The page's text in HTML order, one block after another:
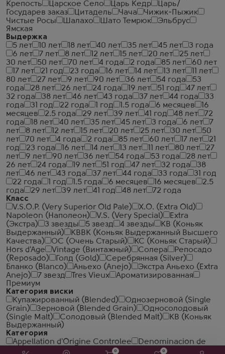
0 0
Крепость
Царское Село Царь Кедр
Царь/
Государев заказ
Цитадель Чача
Чижик-Пыжик
Чистые Росы
Шалахо Шато Темрюк
Эльбрус
Ямская
Выдержка
5 лет
10 лет 18 лет 40 лет 35 лет 45 лет
3 года
6 лет
7 лет 8 лет 12 лет 15 лет 20 лет
25 лет
30 лет
50 лет 70 лет 4 года 2 года 85 лет
60 лет
17 лет
21 год 23 года 16 лет 14 лет 13 лет
11 лет
80 лет
27 лет 9 лет 90 лет 36 лет 54 года
53
года
28 лет 26 лет 24 года 19 лет 51 год
47 лет
32 года
38 лет 46 лет 43 года 37 лет 44 года
33
года
31 год 22 года 1 год 1.5 года 6 месяцев
16
месяцев
2.5 года 29 лет 39 лет 41 год 48 лет
72
года
18 лет 40 лет 35 лет 45 лет 3 года 6 лет
7
лет
8 лет 12 лет 15 лет 20 лет 25 лет 30 лет
50
лет
70 лет 4 года 2 года 85 лет 60 лет 17 лет
21
год
23 года 16 лет 14 лет 13 лет 11 лет 80 лет
27
лет
9 лет 90 лет 36 лет 54 года 53 года
28 лет
26 лет
24 года 19 лет 51 год 47 лет 32 года
38
лет
46 лет 43 года 37 лет 44 года 33 года
31 год
22 года
1 год 1.5 года 6 месяцев 16 месяцев
2.5
года
29 лет 39 лет 41 год 48 лет
72 года
Класс
V.S.O.P. (Very Superior Old Pale)
X.O. (Extra Old)
Napoleon (Наполеон)
V.S. (Very Special)
Extra
(Экстра)
3 звезды 5 звезд 4 звезды
КВ (Коньяк
Выдержанный)
КВВК (Коньяк Выдержанный Высшего
Качества)
ОС (Очень Старый)
КС (Коньяк Старый)
Hors d'Age
Vintage (Винтажный) Солера
Репосадо
(Reposado)
Голд (Gold)
Серебрянная (Silver)
Бланко (Blanco)
Аньехо (Anejo)
Экстра Аньехо (Extra
Anejo)
7 звезд Tres Vieux
Ароматизированная
Премиум
Категория виски
Купажированный (Blended)
Однозерновой (Single
Grain)
Зерновой (Blended Grain)
Односолодовый
(Single Malt)
Солодовый (Blended Malt)
КВ (Коньяк
Выдержанный)
Категория
Appellation d'Origine Controlee
Denominacion de
Origen